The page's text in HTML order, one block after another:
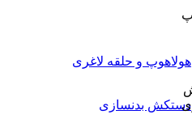
هولاهوپ و حلقه لاغری
دستکش بدنسازی